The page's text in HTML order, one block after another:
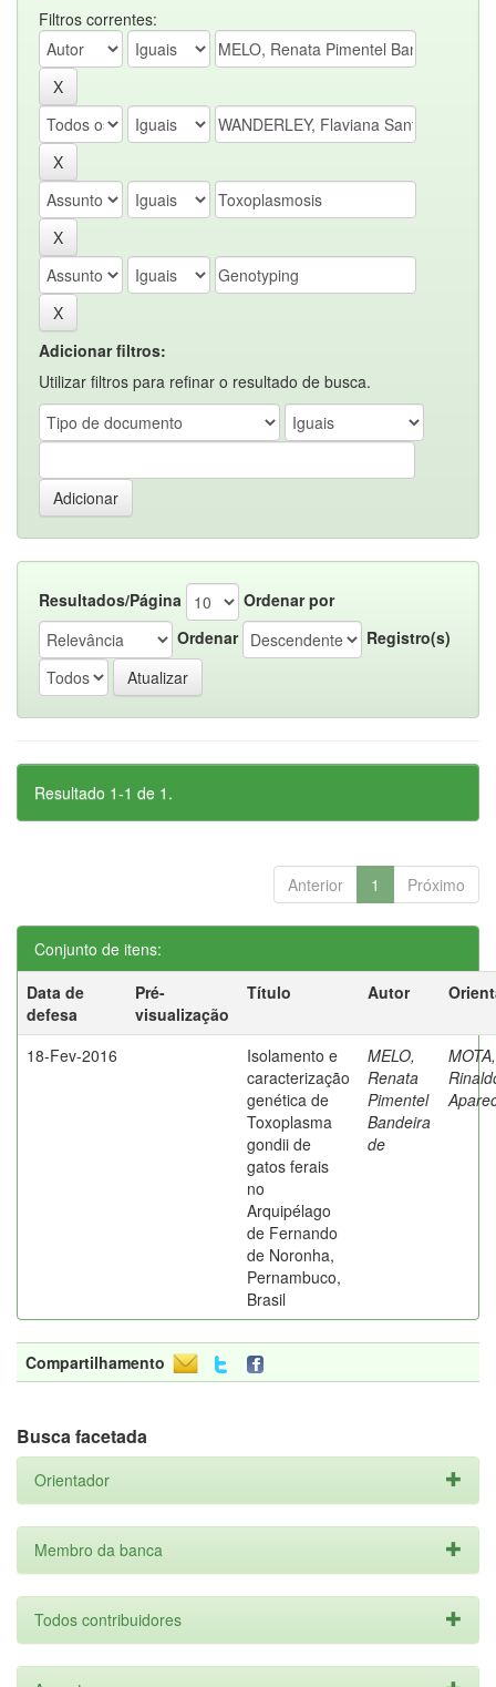
Filtros correntes:
Adicionar filtros:
Utilizar filtros para refinar o resultado de busca.
Resultados/Página
Ordenar por
Ordenar
Registro(s)
Resultado 1-1 de 1.
Anterior 1 Próximo
Conjunto de itens:
Data de
defesa
Pré-
visualização
Título Autor
18-Fev-2016
Isolamento e
caracterização
genética de
Toxoplasma
gondii de
gatos ferais
no
Arquipélago
de Fernando
de Noronha,
Pernambuco,
Brasil
MELO,
Renata
Pimentel
Bandeira
de
MOTA,
Compartilhamento
Busca facetada
Orientador
Membro da banca
Todos contribuidores